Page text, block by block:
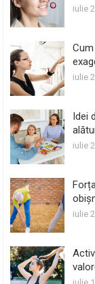
iulie
iulie
Idei
iulie
iulie
iulie